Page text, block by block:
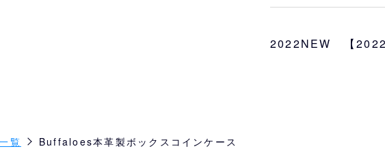
国産の革素材の中
インケース。
2022NEW 【
覧 Buffaloes本革製ボックスコインケース